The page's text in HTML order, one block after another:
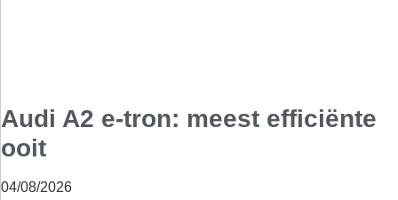
Audi A2 e-tron: meest efficiënte
ooit
04/08/2026